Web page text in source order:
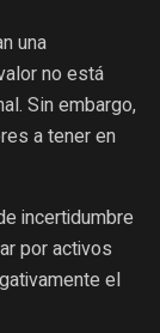
una
no está
Sin embargo,
a tener en
incertidumbre
por activos
el